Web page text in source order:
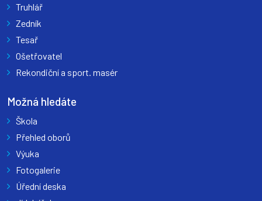
Truhlář
Zedník
Tesař
Ošetřovatel
Rekondiční a sport. masér
Možná hledáte
Škola
Přehled oborů
Výuka
Fotogalerie
Úřední deska